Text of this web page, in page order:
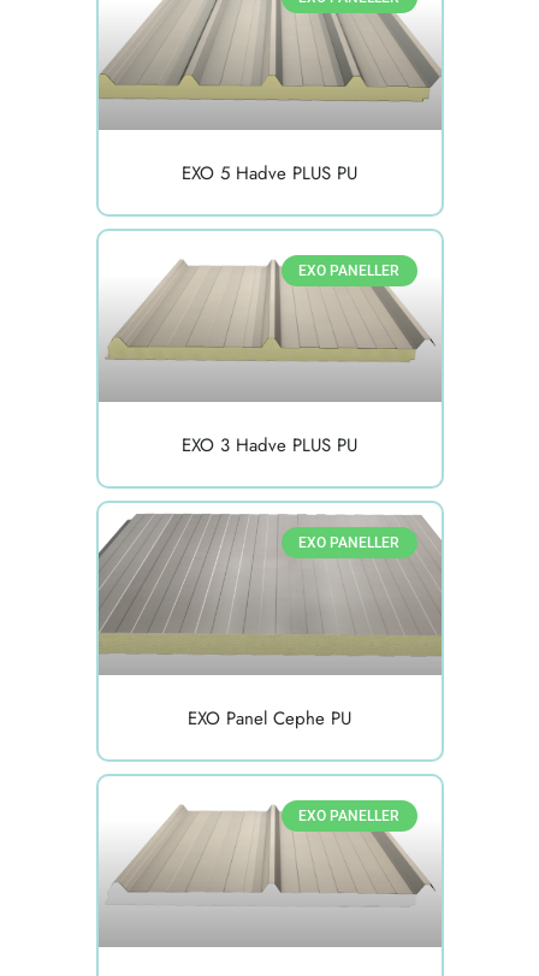
EXO 5 Hadve PLUS PU
EXO PANELLER
EXO 3 Hadve PLUS PU
EXO PANELLER
EXO Panel Cephe PU
EXO PANELLER